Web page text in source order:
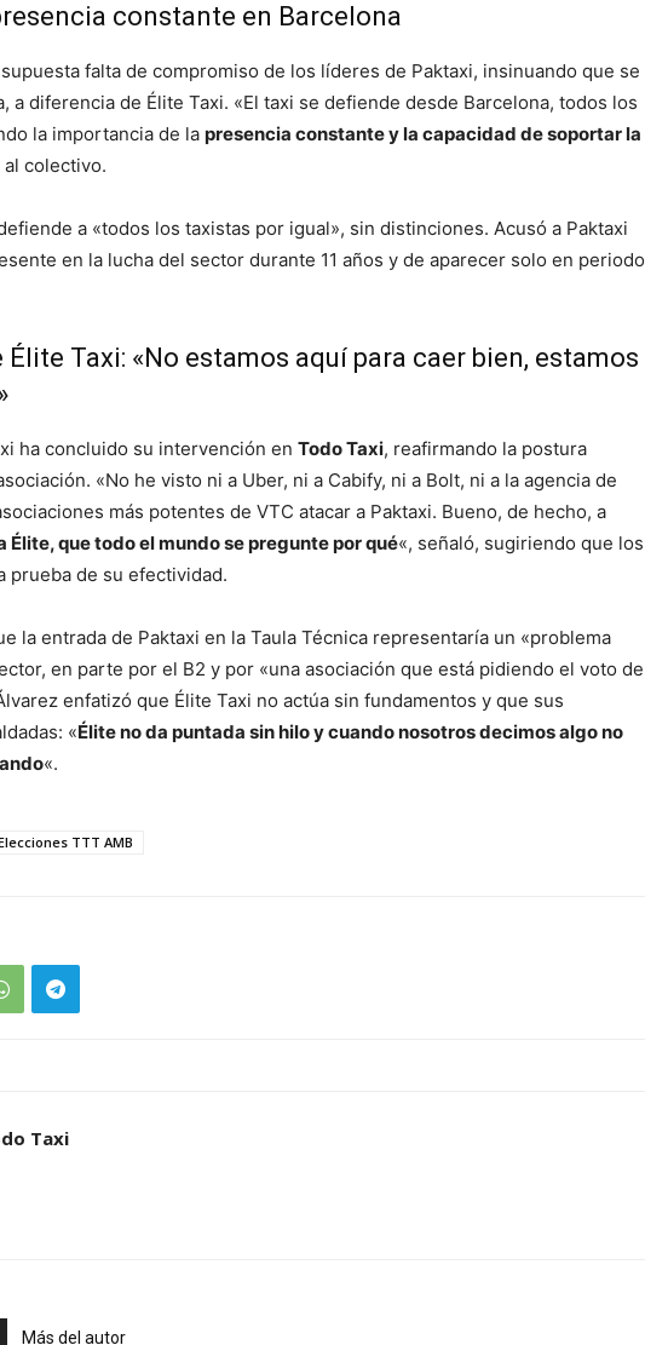
constante en Barcelona
falta de compromiso de los líderes de Paktaxi, insinuando que se
a diferencia de Élite Taxi. «El taxi se defiende desde Barcelona, todos los
la importancia de la presencia constante y la capacidad de soportar la
colectivo.
a «todos los taxistas por igual», sin distinciones. Acusó a Paktaxi
en la lucha del sector durante 11 años y de aparecer solo en periodo
Taxi: «No estamos aquí para caer bien, estamos
ha concluido su intervención en Todo Taxi, reafirmando la postura
«No he visto ni a Uber, ni a Cabify, ni a Bolt, ni a la agencia de
más potentes de VTC atacar a Paktaxi. Bueno, de hecho, a
Élite, que todo el mundo se pregunte por qué«, señaló, sugiriendo que los
prueba de su efectividad.
la entrada de Paktaxi en la Taula Técnica representaría un «problema
en parte por el B2 y por «una asociación que está pidiendo el voto de
enfatizó que Élite Taxi no actúa sin fundamentos y que sus
«Élite no da puntada sin hilo y cuando nosotros decimos algo no
«.
TTT AMB
Taxi
Más del autor